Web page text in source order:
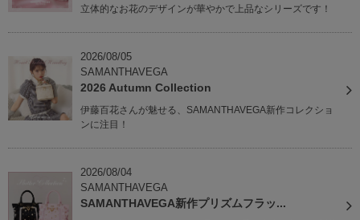
立体的なお花のデザインが華やかで上品なシリーズです！
2026/08/05
SAMANTHAVEGA
2026 Autumn Collection
伊藤百花さんが魅せる、SAMANTHAVEGA新作コレクショ
ンに注目！
2026/08/04
SAMANTHAVEGA
SAMANTHAVEGA新作プリズムフラッ...